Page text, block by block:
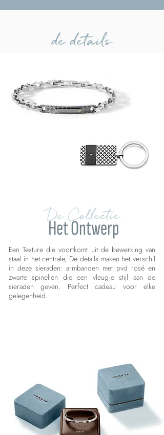
de details
De Collectie
Het Ontwerp
Een Texture die voortkomt uit de bewerking van
staal in het centrale, De details maken het verschil
in deze sieraden: armbanden met pvd rosé en
zwarte spinellen die een vleugje stijl aan de
sieraden geven. Perfect cadeau voor elke
gelegenheid.